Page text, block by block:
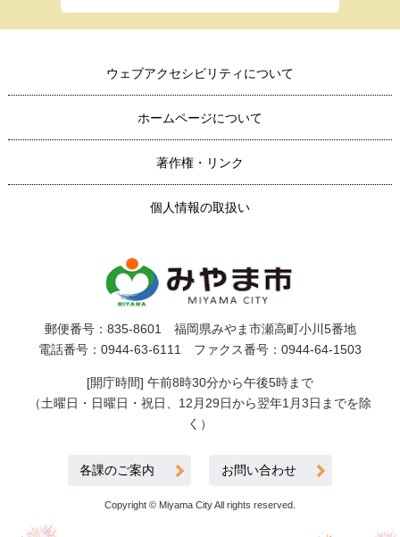
ウェブアクセシビリティについて
ホームページについて
著作権・リンク
個人情報の取扱い
郵便番号：835-8601 福岡県みやま市瀬高町小川5番地
電話番号：0944-63-6111 ファクス番号：0944-64-1503
[開庁時間] 午前8時30分から午後5時まで
（土曜日・日曜日・祝日、12月29日から翌年1月3日までを除
く）
各課のご案内 お問い合わせ
Copyright © Miyama City All rights reserved.